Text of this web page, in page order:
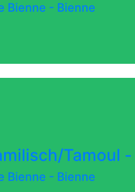
Bienne - Bienne
Tamoul
Bienne - Bienne